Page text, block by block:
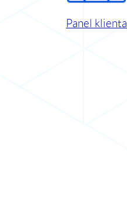
Panel klienta